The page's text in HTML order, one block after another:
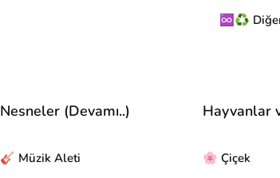
♾️♻️ Diğer
Nesneler (Devamı..)
🎸 Müzik Aleti
Hayvanlar
🌸 Çiçek